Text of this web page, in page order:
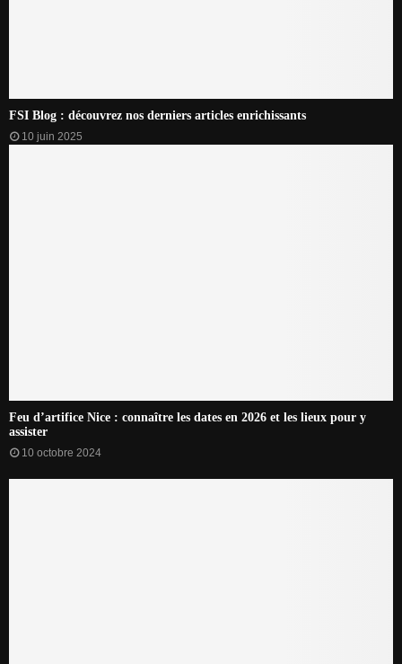
FSI Blog : découvrez nos derniers articles enrichissants
10 juin 2025
Feu d’artifice Nice : connaître les dates en 2026 et les lieux pour y
assister
10 octobre 2024